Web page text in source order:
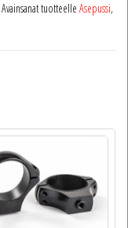
Avainsanat tuotteelle Asepussi,